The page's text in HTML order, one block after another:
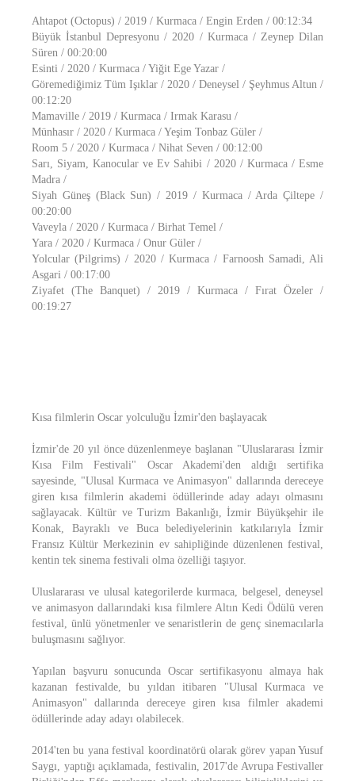
Ahtapot (Octopus) / 2019 / Kurmaca / Engin Erden / 00:12:34
Büyük İstanbul Depresyonu / 2020 / Kurmaca / Zeynep Dilan
Süren / 00:20:00
Esinti / 2020 / Kurmaca / Yiğit Ege Yazar /
Göremediğimiz Tüm Işıklar / 2020 / Deneysel / Şeyhmus Altun /
00:12:20
Mamaville / 2019 / Kurmaca / Irmak Karasu /
Münhasır / 2020 / Kurmaca / Yeşim Tonbaz Güler /
Room 5 / 2020 / Kurmaca / Nihat Seven / 00:12:00
Sarı, Siyam, Kanocular ve Ev Sahibi / 2020 / Kurmaca / Esme
Madra /
Siyah Güneş (Black Sun) / 2019 / Kurmaca / Arda Çiltepe /
00:20:00
Vaveyla / 2020 / Kurmaca / Birhat Temel /
Yara / 2020 / Kurmaca / Onur Güler /
Yolcular (Pilgrims) / 2020 / Kurmaca / Farnoosh Samadi, Ali
Asgari / 00:17:00
Ziyafet (The Banquet) / 2019 / Kurmaca / Fırat Özeler /
00:19:27
Kısa filmlerin Oscar yolculuğu İzmir'den başlayacak
İzmir'de 20 yıl önce düzenlenmeye başlanan "Uluslararası İzmir
Kısa Film Festivali" Oscar Akademi'den aldığı sertifika
sayesinde, "Ulusal Kurmaca ve Animasyon" dallarında dereceye
giren kısa filmlerin akademi ödüllerinde aday adayı olmasını
sağlayacak. Kültür ve Turizm Bakanlığı, İzmir Büyükşehir ile
Konak, Bayraklı ve Buca belediyelerinin katkılarıyla İzmir
Fransız Kültür Merkezinin ev sahipliğinde düzenlenen festival,
kentin tek sinema festivali olma özelliği taşıyor.
Uluslararası ve ulusal kategorilerde kurmaca, belgesel, deneysel
ve animasyon dallarındaki kısa filmlere Altın Kedi Ödülü veren
festival, ünlü yönetmenler ve senaristlerin de genç sinemacılarla
buluşmasını sağlıyor.
Yapılan başvuru sonucunda Oscar sertifikasyonu almaya hak
kazanan festivalde, bu yıldan itibaren "Ulusal Kurmaca ve
Animasyon" dallarında dereceye giren kısa filmler akademi
ödüllerinde aday adayı olabilecek.
2014'ten bu yana festival koordinatörü olarak görev yapan Yusuf
Saygı, yaptığı açıklamada, festivalin, 2017'de Avrupa Festivaller